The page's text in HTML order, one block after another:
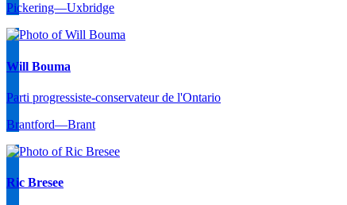
Pickering—Uxbridge
Will Bouma
Parti progressiste-conservateur de l'Ontario
Brantford—Brant
Ric Bresee